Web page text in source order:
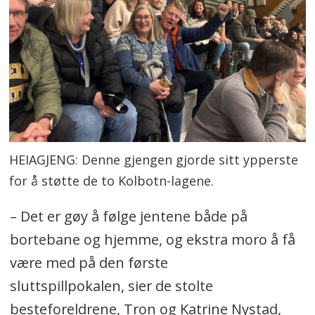
HEIAGJENG: Denne gjengen gjorde sitt ypperste
for å støtte de to Kolbotn-lagene.
– Det er gøy å følge jentene både på
bortebane og hjemme, og ekstra moro å få
være med på den første
sluttspillpokalen, sier de stolte
besteforeldrene, Tron og Katrine Nystad,